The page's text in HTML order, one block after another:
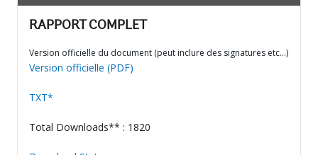
RAPPORT COMPLET
Version officielle du document (peut inclure des signatures etc…)
Version officielle (PDF)
TXT*
Total Downloads** : 1820